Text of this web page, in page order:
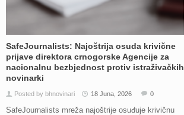
SafeJournalists: Najoštrija osuda krivične
prijave direktora crnogorske Agencije za
nacionalnu bezbjednost protiv istraživačkih
novinarki
Posted by bhnovinari 18 Juna, 2026 0
SafeJournalists mreža najoštrije osuđuje krivičnu